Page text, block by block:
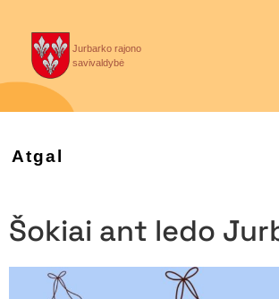
Jurbarko rajono
savivaldybė
Atgal
Šokiai ant ledo